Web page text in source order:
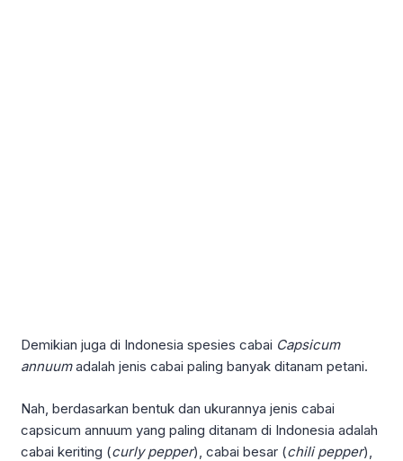
Demikian juga di Indonesia spesies cabai Capsicum
annuumadalah jenis cabai paling banyak ditanam petani.
Nah, berdasarkan bentuk dan ukurannya jenis cabai
capsicum annuum yang paling ditanam di Indonesia adalah
cabai keriting (curly pepper), cabai besar (chili pepper),